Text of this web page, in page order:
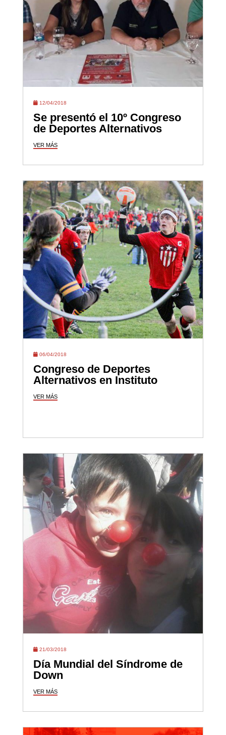
12/04/2018
Se presentó el 10º Congreso
de Deportes Alternativos
VER MÁS
06/04/2018
Congreso de Deportes
Alternativos en Instituto
VER MÁS
21/03/2018
Día Mundial del Síndrome de
Down
VER MÁS